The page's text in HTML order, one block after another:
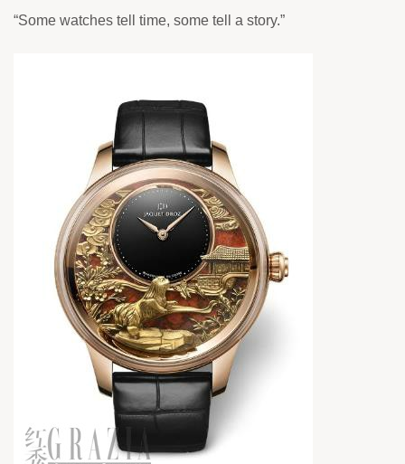
“Some watches tell time, some tell a story.”